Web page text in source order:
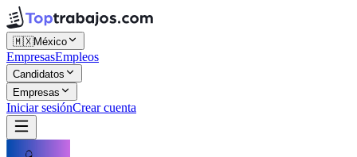
🇲🇽México
EmpresasEmpleos
Candidatos
Empresas
Iniciar sesiónCrear cuenta